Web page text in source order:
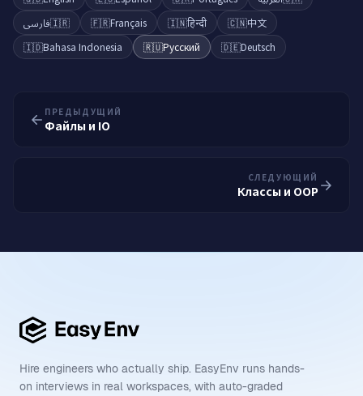
🇮🇷فارسی 🇫🇷Français 🇮🇳हिन्दी 🇨🇳中文
🇮🇩Bahasa Indonesia 🇷🇺Русский 🇩🇪Deutsch
ПРЕДЫДУЩИЙ
Файлы и IO
СЛЕДУЮЩИЙ
Классы и OOP
Hire engineers who actually ship. EasyEnv runs hands-
on interviews in real workspaces, with auto-graded